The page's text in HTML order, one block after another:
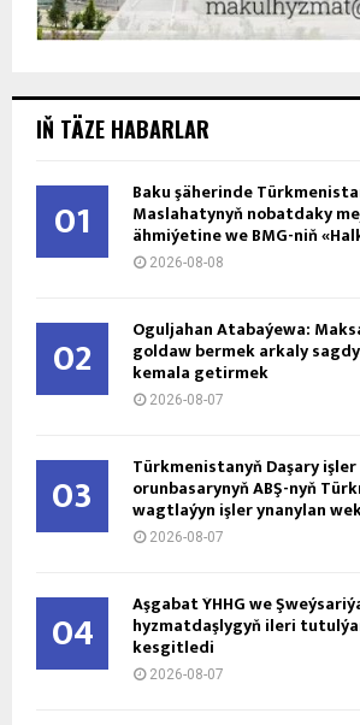
IŇ TÄZE HABARLAR
01 Baku şäherinde
Maslahatynyň nobatdaky
ähmiýetine we BMG-niň
2026-08-08
02 Oguljahan Atabaýewa:
goldaw bermek arkaly
kemala getirmek
2026-08-07
03 Türkmenistanyň Daşary
orunbasarynyň ABŞ-nyň
wagtlaýyn işler ynanylan
2026-08-07
04 Aşgabat ÝHHG we
hyzmatdaşlygyň ileri
kesgitledi
2026-08-07